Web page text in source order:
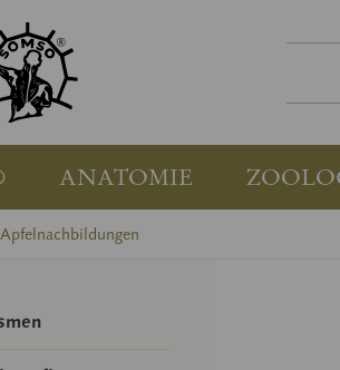
ANATOMIE
Apfelnachbildungen